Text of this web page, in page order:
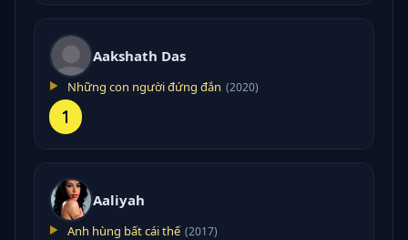
Aakshath Das
Những con người đứng đắn (2020)
1
Aaliyah
Anh hùng bất cái thế (2017)